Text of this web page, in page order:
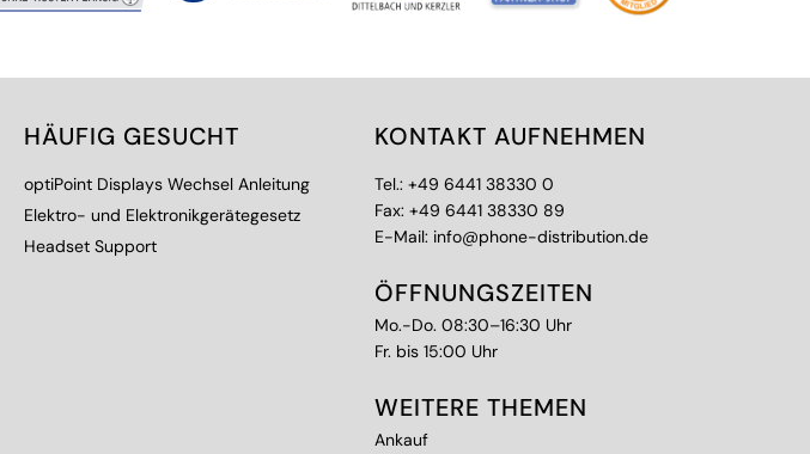
HÄUFIG GESUCHT
optiPoint Displays Wechsel Anleitung
Elektro- und Elektronikgerätegesetz
Headset Support
KONTAKT AUFNEHMEN
Tel.: +49 6441 38330 0
Fax: +49 6441 38330 89
E-Mail: info@phone-distribution.de
ÖFFNUNGSZEITEN
Mo.-Do. 08:30–16:30 Uhr
Fr. bis 15:00 Uhr
WEITERE THEMEN
Ankauf